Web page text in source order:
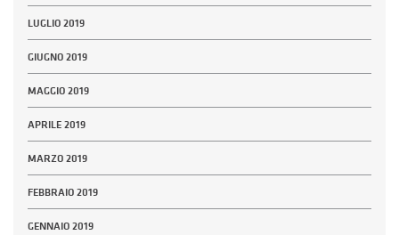
LUGLIO 2019
GIUGNO 2019
MAGGIO 2019
APRILE 2019
MARZO 2019
FEBBRAIO 2019
GENNAIO 2019